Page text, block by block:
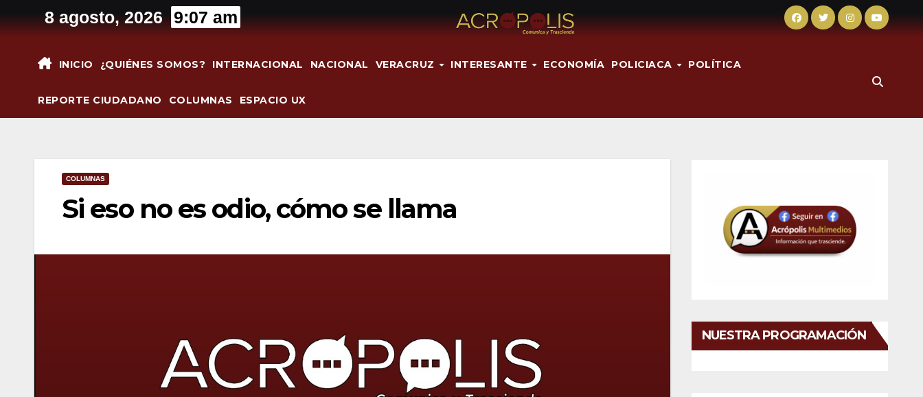
al
8 agosto, 2026 9:07 am
INICIO ¿QUIÉNES SOMOS? INTERNACIONAL NACIONAL VERACRUZ INTERESANTE ECONOMÍA POLICIACA POLÍTICA
REPORTE CIUDADANO COLUMNAS ESPACIO UX
COLUMNAS
Si eso no es odio, cómo se llama
NUESTRA PROGRAMACIÓN